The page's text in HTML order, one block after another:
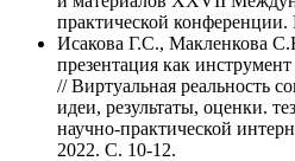
практической
Исакова Г.С., Макленкова
презентация как
// Виртуальная реальность
идеи, результаты, оценки.
научно-практической
2022. С. 10-12.